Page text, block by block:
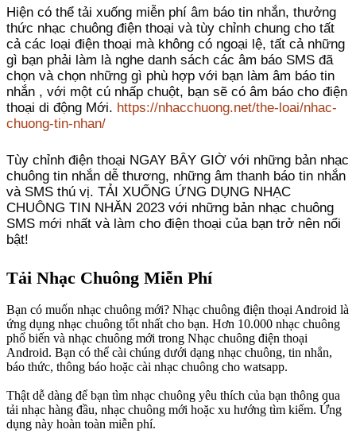
Hiện có thể tải xuống miễn phí âm báo tin nhắn, thưởng
thức nhạc chuông điện thoại và tùy chỉnh chung cho tất
cả các loại điện thoại mà không có ngoại lệ, tất cả những
gì bạn phải làm là nghe danh sách các âm báo SMS đã
chọn và chọn những gì phù hợp với bạn làm âm báo tin
nhắn , với một cú nhấp chuột, bạn sẽ có âm báo cho điện
thoại di động Mới. https://nhacchuong.net/the-loai/nhac-
chuong-tin-nhan/
Tùy chỉnh điện thoại NGAY BÂY GIỜ với những bản nhạc
chuông tin nhắn dễ thương, những âm thanh báo tin nhắn
và SMS thú vị. TẢI XUỐNG ỨNG DỤNG NHẠC
CHUÔNG TIN NHĂN 2023 với những bản nhạc chuông
SMS mới nhất và làm cho điện thoại của bạn trở nên nổi
bật!
Tải Nhạc Chuông Miễn Phí
Bạn có muốn nhạc chuông mới? Nhạc chuông điện thoại Android là
ứng dụng nhạc chuông tốt nhất cho bạn. Hơn 10.000 nhạc chuông
phổ biến và nhạc chuông mới trong Nhạc chuông điện thoại
Android. Bạn có thể cài chúng dưới dạng nhạc chuông, tin nhắn,
báo thức, thông báo hoặc cài nhạc chuông cho watsapp.
Thật dễ dàng để bạn tìm nhạc chuông yêu thích của bạn thông qua
tải nhạc hàng đầu, nhạc chuông mới hoặc xu hướng tìm kiếm. Ứng
dụng này hoàn toàn miễn phí.